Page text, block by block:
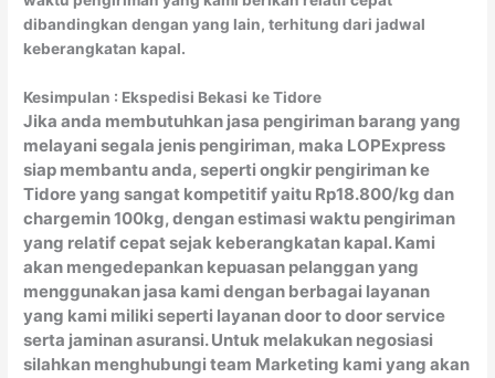
dibandingkan dengan yang lain, terhitung dari jadwal
keberangkatan kapal.
Kesimpulan : Ekspedisi Bekasi ke Tidore
Jika anda membutuhkan jasa pengiriman barang yang
melayani segala jenis pengiriman, maka LOPExpress
siap membantu anda, seperti ongkir pengiriman ke
Tidore yang sangat kompetitif yaitu Rp18.800/kg dan
chargemin 100kg, dengan estimasi waktu pengiriman
yang relatif cepat sejak keberangkatan kapal. Kami
akan mengedepankan kepuasan pelanggan yang
menggunakan jasa kami dengan berbagai layanan
yang kami miliki seperti layanan door to door service
serta jaminan asuransi. Untuk melakukan negosiasi
silahkan menghubungi team Marketing kami yang akan